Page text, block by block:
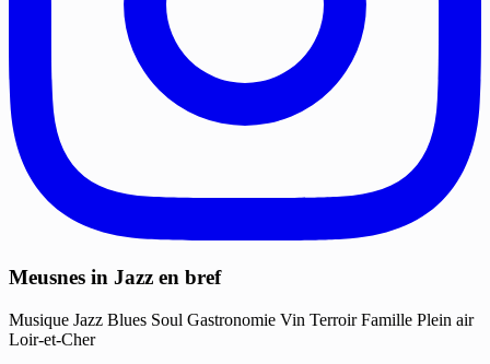
Meusnes in Jazz en bref
Musique Jazz Blues Soul Gastronomie Vin Terroir Famille Plein air
Loir-et-Cher